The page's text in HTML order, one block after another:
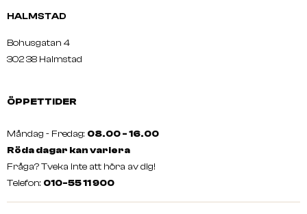
HALMSTAD
Bohusgatan 4
302 38 Halmstad
ÖPPETTIDER
Måndag - Fredag: 08.00 - 16.00
Röda dagar kan variera
Fråga? Tveka inte att höra av dig!
Telefon: 010-55 11 900